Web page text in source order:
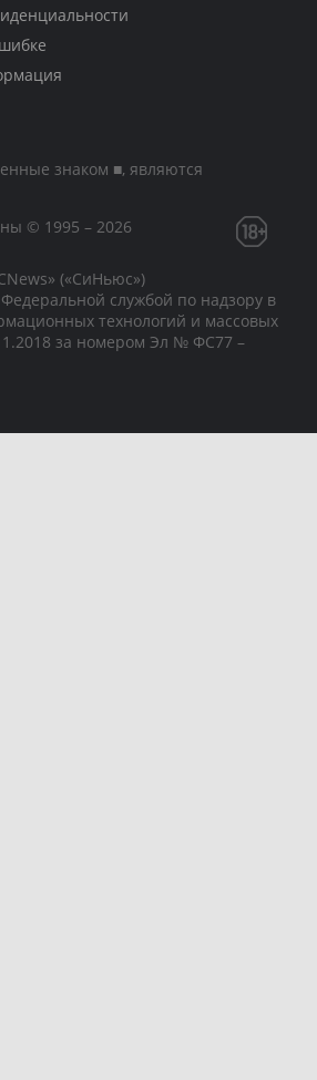
знаком ■, являются
© 1995 – 2026
(«СиНьюс»)
службой по надзору в
технологий и массовых
за номером Эл № ФС77 –